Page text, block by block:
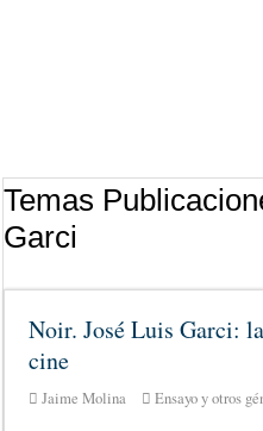
Temas
Garci
Noir. José Luis Garci:
cine
Jaime Molina Ensayo y otros